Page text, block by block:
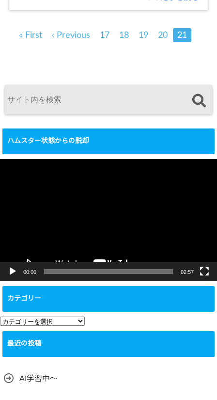
« First ‹ Previous 17 18 19 20 21
ハムスター状態からの脱却
00:00 02:57
カテゴリー
カ
テ
リ
最近の投稿
AI学習中〜